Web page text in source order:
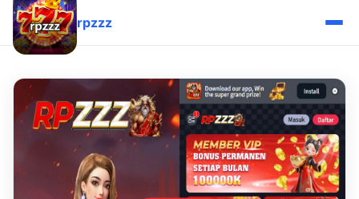
rpzzz